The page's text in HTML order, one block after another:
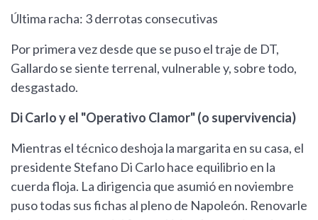
Última racha: 3 derrotas consecutivas
Por primera vez desde que se puso el traje de DT,
Gallardo se siente terrenal, vulnerable y, sobre todo,
desgastado.
Di Carlo y el "Operativo Clamor" (o supervivencia)
Mientras el técnico deshoja la margarita en su casa, el
presidente Stefano Di Carlo hace equilibrio en la
cuerda floja. La dirigencia que asumió en noviembre
puso todas sus fichas al pleno de Napoleón. Renovarle